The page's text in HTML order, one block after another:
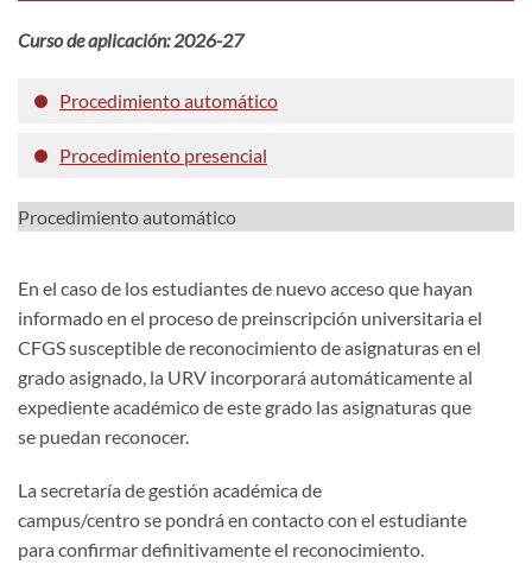
Curso de aplicación: 2026-27
Procedimiento automático
Procedimiento presencial
Procedimiento automático
En el caso de los estudiantes de nuevo acceso que hayan
informado en el proceso de preinscripción universitaria el
CFGS susceptible de reconocimiento de asignaturas en el
grado asignado, la URV incorporará automáticamente al
expediente académico de este grado las asignaturas que
se puedan reconocer.
La secretaría de gestión académica de
campus/centro se pondrá en contacto con el estudiante
para confirmar definitivamente el reconocimiento.